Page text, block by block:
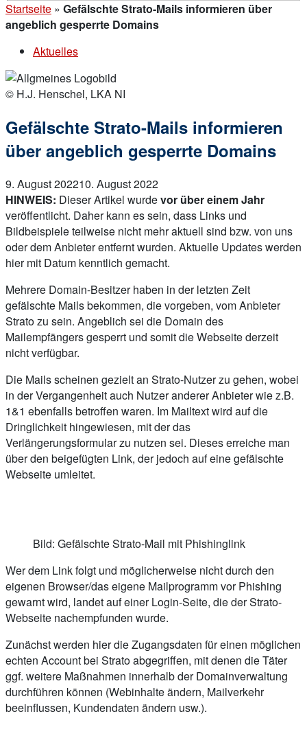
Startseite » Gefälschte Strato-Mails informieren über
angeblich gesperrte Domains
Aktuelles
© H.J. Henschel, LKA NI
Gefälschte Strato-Mails informieren
über angeblich gesperrte Domains
9. August 202210. August 2022
HINWEIS: Dieser Artikel wurdevor über einem Jahr
veröffentlicht. Daher kann es sein, dass Links und
Bildbeispiele teilweise nicht mehr aktuell sind bzw. von uns
oder dem Anbieter entfernt wurden. Aktuelle Updates werden
hier mit Datum kenntlich gemacht.
Mehrere Domain-Besitzer haben in der letzten Zeit
gefälschte Mails bekommen, die vorgeben, vom Anbieter
Strato zu sein. Angeblich sei die Domain des
Mailempfängers gesperrt und somit die Webseite derzeit
nicht verfügbar.
Die Mails scheinen gezielt an Strato-Nutzer zu gehen, wobei
in der Vergangenheit auch Nutzer anderer Anbieter wie z.B.
1&1 ebenfalls betroffen waren. Im Mailtext wird auf die
Dringlichkeit hingewiesen, mit der das
Verlängerungsformular zu nutzen sei. Dieses erreiche man
über den beigefügten Link, der jedoch auf eine gefälschte
Webseite umleitet.
Bild: Gefälschte Strato-Mail mit Phishinglink
Wer dem Link folgt und möglicherweise nicht durch den
eigenen Browser/das eigene Mailprogramm vor Phishing
gewarnt wird, landet auf einer Login-Seite, die der Strato-
Webseite nachempfunden wurde.
Zunächst werden hier die Zugangsdaten für einen möglichen
echten Account bei Strato abgegriffen, mit denen die Täter
ggf. weitere Maßnahmen innerhalb der Domainverwaltung
durchführen können (Webinhalte ändern, Mailverkehr
beeinflussen, Kundendaten ändern usw.).